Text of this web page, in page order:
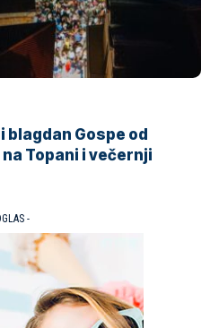
blagdan Gospe od
Topani i večernji
-